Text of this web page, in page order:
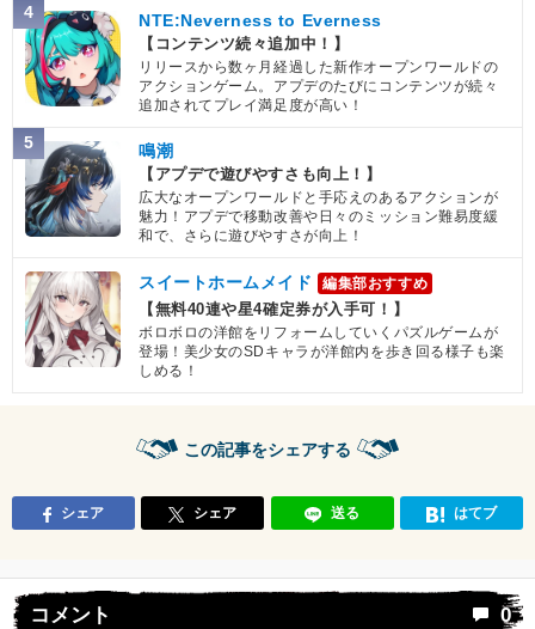
4 NTE:Neverness to Everness
【コンテンツ続々追加中！】
リリースから数ヶ月経過した新作オープンワールドの
アクションゲーム。アプデのたびにコンテンツが続々
追加されてプレイ満足度が高い！
5 鳴潮
【アプデで遊びやすさも向上！】
広大なオープンワールドと手応えのあるアクションが
魅力！アプデで移動改善や日々のミッション難易度緩
和で、さらに遊びやすさが向上！
スイートホームメイド 編集部おすすめ
【無料40連や星4確定券が入手可！】
ボロボロの洋館をリフォームしていくパズルゲームが
登場！美少女のSDキャラが洋館内を歩き回る様子も楽
しめる！
この記事をシェアする
シェア シェア 送る はてブ
コメント 0